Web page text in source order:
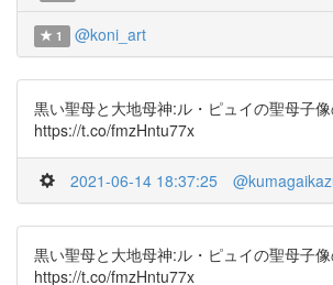
1 @koni_art
黒い聖母と大地母神:ル・ピュイの聖母子
https://t.co/fmzHntu77x
2021-06-14 18:37:25
黒い聖母と大地母神:ル・ピュイの聖母子
https://t.co/fmzHntu77x